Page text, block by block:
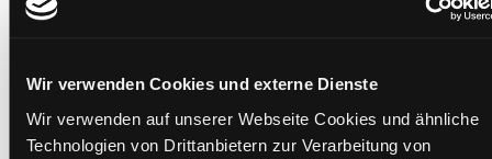
Wir verwenden Cookies und externe Dienste
Wir verwenden auf unserer Webseite Cookies und ähnliche
Technologien von Drittanbietern zur Verarbeitung von
Status:
Mediengruppe:DVD
Barcode: 1908SB00596